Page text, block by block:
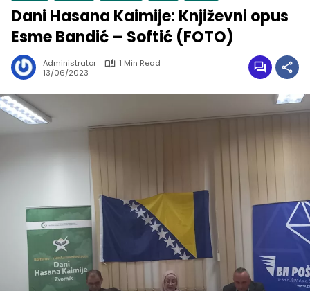
Dani Hasana Kaimije: Književni opus
Esme Bandić – Softić (FOTO)
Administrator
1 Min Read
13/06/2023